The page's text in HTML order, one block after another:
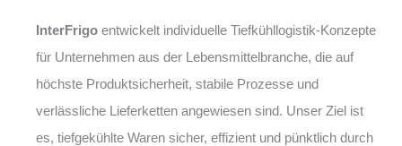
InterFrigo entwickelt individuelle Tiefkühllogistik-Konzepte
für Unternehmen aus der Lebensmittelbranche, die auf
höchste Produktsicherheit, stabile Prozesse und
verlässliche Lieferketten angewiesen sind. Unser Ziel ist
es, tiefgekühlte Waren sicher, effizient und pünktlich durch